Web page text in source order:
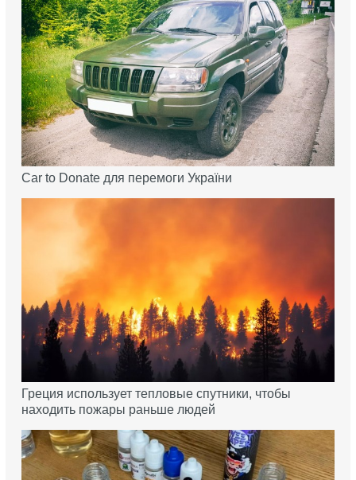
Car to Donate для перемоги України
Греция использует тепловые спутники, чтобы
находить пожары раньше людей